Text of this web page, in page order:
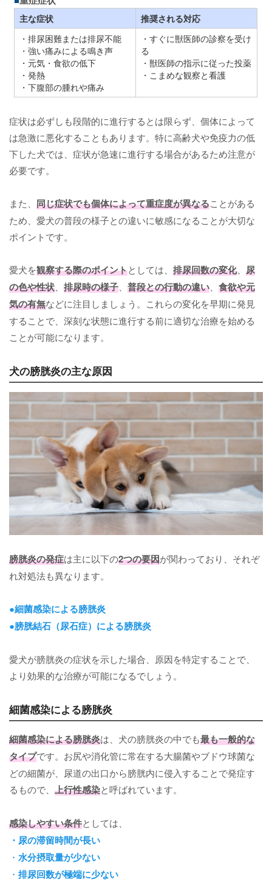
主な症状
推奨される対応
・排尿困難または排尿不能
・強い痛みによる鳴き声
・元気・食欲の低下
・発熱
・下腹部の腫れや痛み
・すぐに獣医師の診察を受け
る
・獣医師の指示に従った投薬
・こまめな観察と看護
症状は必ずしも段階的に進行するとは限らず、個体によって
は急激に悪化することもあります。特に高齢犬や免疫力の低
下した犬では、症状が急速に進行する場合があるため注意が
必要です。
また、 同じ症状でも個体によって重症度が異なることがある
ため、愛犬の普段の様子との違いに敏感になることが大切な
ポイントです。
愛犬を観察する際のポイントとしては、 排尿回数の変化、 尿
の色や性状
排尿時の様子 普段との行動の違い
食欲や元
気の有無などに注目しましょう。これらの変化を早期に発見
することで、深刻な状態に進行する前に適切な治療を始める
ことが可能になります。
犬の膀胱炎の主な原因
膀胱炎の発症は主に以下の2つの要因が関わっており、それぞ
れ対処法も異なります。
●細菌感染による膀胱炎
●膀胱結石（尿石症）による膀胱炎
愛犬が膀胱炎の症状を示した場合、原因を特定することで、
より効果的な治療が可能になるでしょう。
細菌感染による膀胱炎
細菌感染による膀胱炎は、犬の膀胱炎の中でも最も一般的な
タイプです。お尻や消化管に常在する大腸菌やブドウ球菌な
どの細菌が、尿道の出口から膀胱内に侵入することで発症す
るもので、 上行性感染と呼ばれています。
感染しやすい条件としては、
・尿の滞留時間が長い
・ 水分摂取量が少ない
・ 排尿回数が極端に少ない